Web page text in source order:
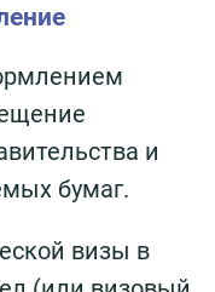
и
бумаг.
визы в